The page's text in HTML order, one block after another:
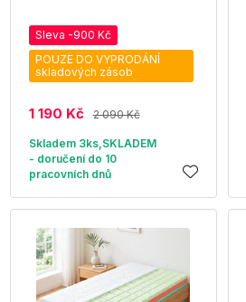
Sleva -900 Kč
POUZE DO VYPRODÁNÍ
skladových zásob
1 190 Kč 2 090 Kč
Skladem 3ks,SKLADEM
- doručení do 10
pracovních dnů